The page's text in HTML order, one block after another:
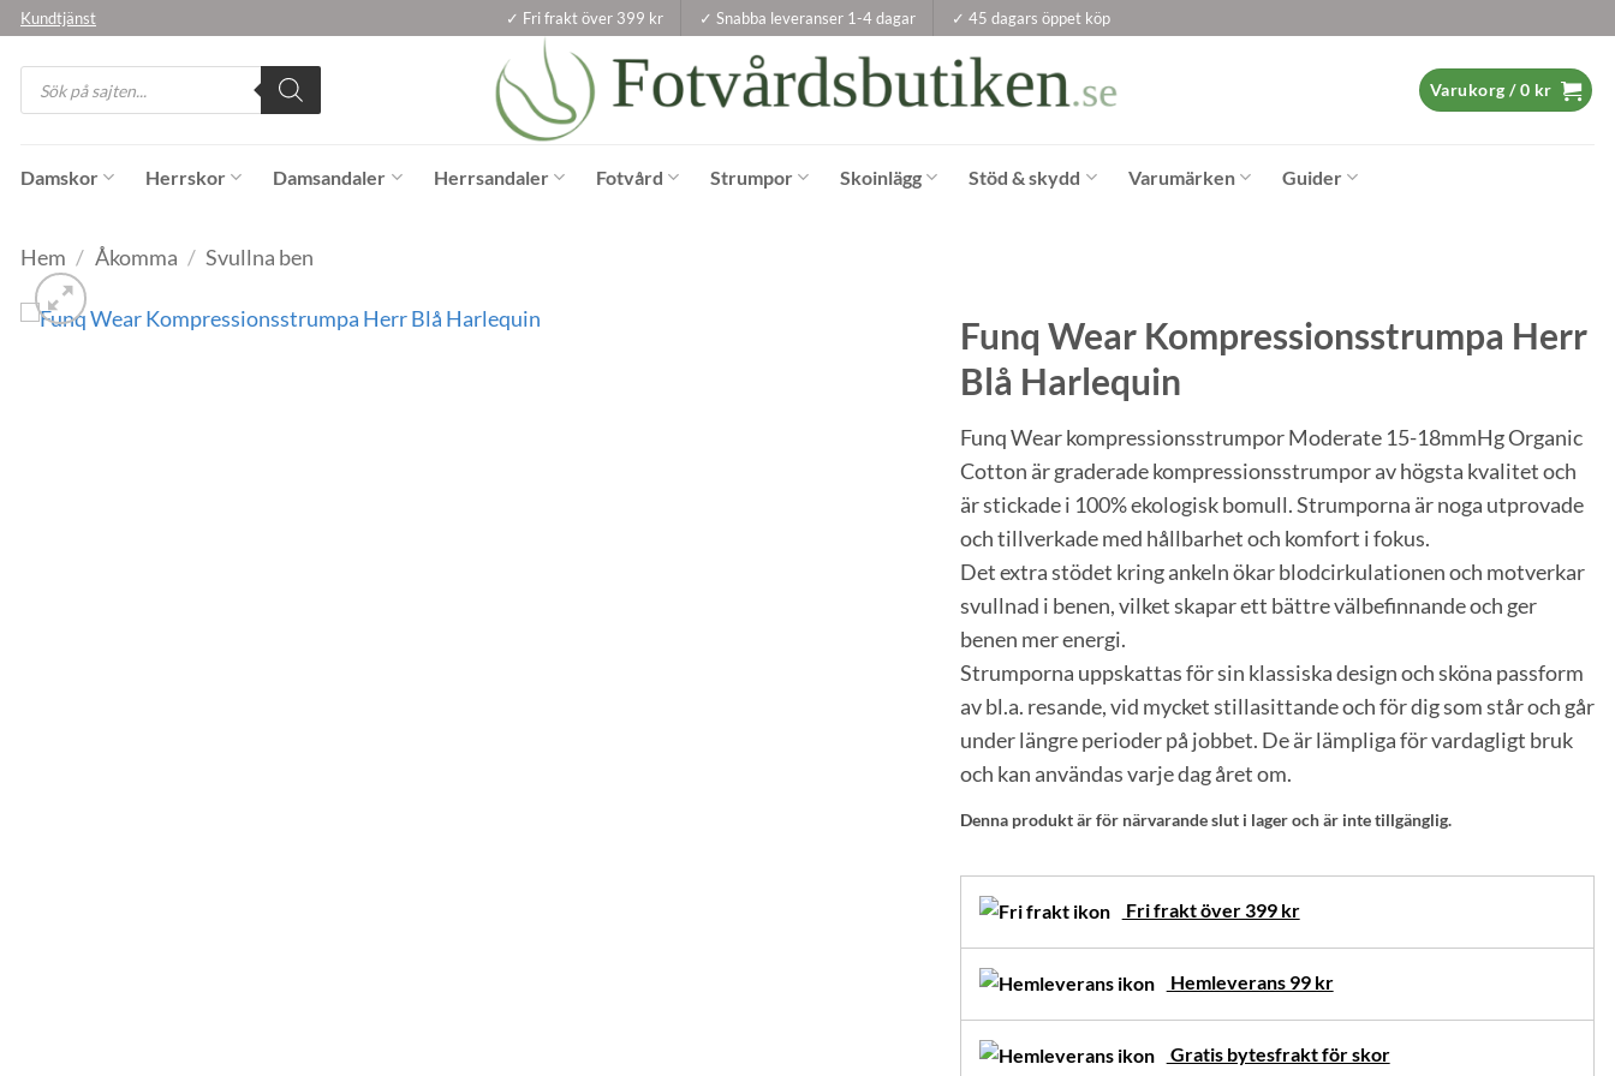
Skip
content
Kundtjänst ✓ Fri frakt över 399 kr ✓ Snabba leveranser 1-4 dagar ✓ 45 dagars öppet köp
Products
search
Varukorg /0 kr
Damskor Herrskor Damsandaler Herrsandaler Fotvård Strumpor Skoinlägg Stöd & skydd Varumärken Guider
Hem / Åkomma / Svullna ben
Funq Wear Kompressionsstrumpa Herr
Blå Harlequin
Funq Wear kompressionsstrumpor Moderate 15-18mmHg Organic
Cotton är graderade kompressionsstrumpor av högsta kvalitet och
är stickade i 100% ekologisk bomull. Strumporna är noga utprovade
och tillverkade med hållbarhet och komfort i fokus.
Det extra stödet kring ankeln ökar blodcirkulationen och motverkar
svullnad i benen, vilket skapar ett bättre välbefinnande och ger
benen mer energi.
Strumporna uppskattas för sin klassiska design och sköna passform
av bl.a. resande, vid mycket stillasittande och för dig som står och går
under längre perioder på jobbet. De är lämpliga för vardagligt bruk
och kan användas varje dag året om.
Denna produkt är för närvarande slut i lager och är inte tillgänglig.
Fri frakt över 399 kr
Hemleverans 99 kr
Gratis bytesfrakt för skor